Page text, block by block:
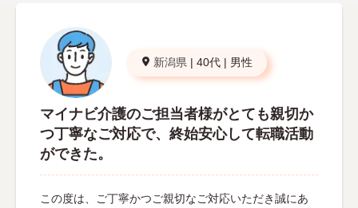
新潟県 | 40代 | 男性
マイナビ介護のご担当者様がとても親切か
つ丁寧なご対応で、終始安心して転職活動
ができた。
この度は、ご丁寧かつご親切なご対応いただき誠にあ